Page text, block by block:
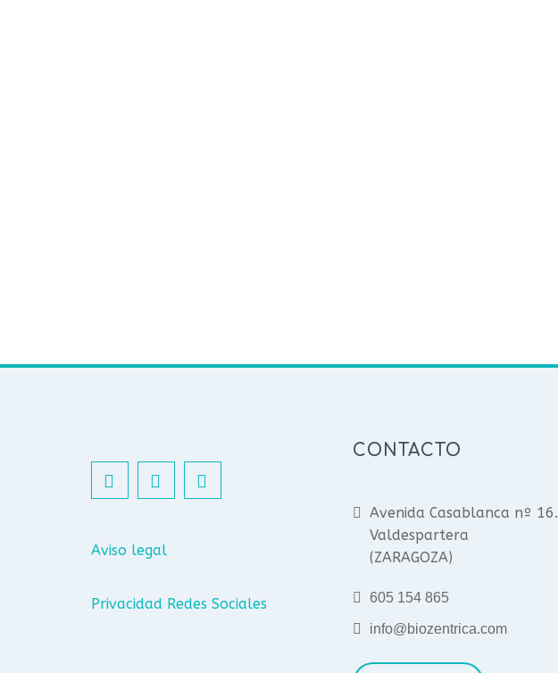
Aviso legal
Privacidad Redes Sociales
CONTACTO
Avenida Casablanca nº 16.
Valdespartera
(ZARAGOZA)
605 154 865
info@biozentrica.com